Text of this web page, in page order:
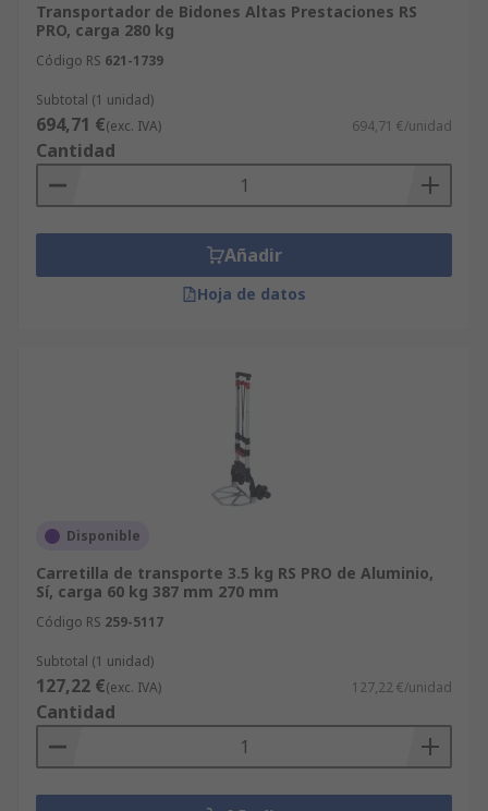
Transportador de Bidones Altas Prestaciones RS
PRO, carga 280 kg
Código RS 621-1739
Subtotal (1 unidad)
694,71 €(exc. IVA) 694,71 €/unidad
Cantidad
Añadir
Hoja de datos
Disponible
Carretilla de transporte 3.5 kg RS PRO de Aluminio,
Sí, carga 60 kg 387 mm 270 mm
Código RS 259-5117
Subtotal (1 unidad)
127,22 €(exc. IVA) 127,22 €/unidad
Cantidad